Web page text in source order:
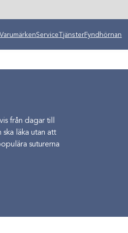
VarumärkenServiceTjänsterFyndhörnan
från dagar till
läka utan att
suturerna